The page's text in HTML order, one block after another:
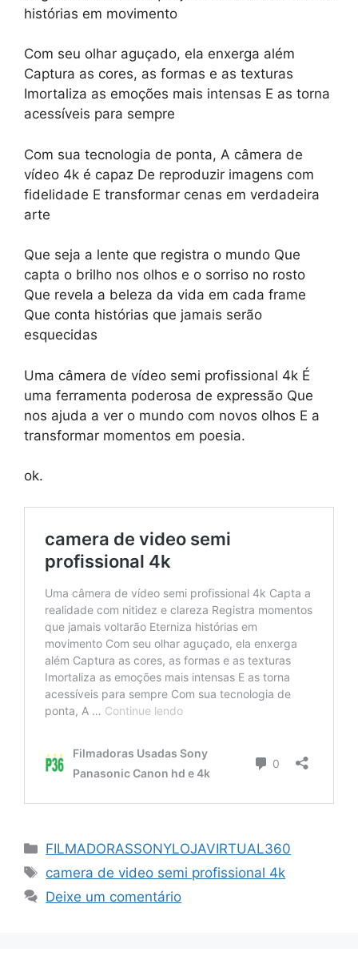
histórias em movimento
Com seu olhar aguçado, ela enxerga além
Captura as cores, as formas e as texturas
Imortaliza as emoções mais intensas E as torna
acessíveis para sempre
Com sua tecnologia de ponta, A câmera de
vídeo 4k é capaz De reproduzir imagens com
fidelidade E transformar cenas em verdadeira
arte
Que seja a lente que registra o mundo Que
capta o brilho nos olhos e o sorriso no rosto
Que revela a beleza da vida em cada frame
Que conta histórias que jamais serão
esquecidas
Uma câmera de vídeo semi profissional 4k É
uma ferramenta poderosa de expressão Que
nos ajuda a ver o mundo com novos olhos E a
transformar momentos em poesia.
ok.
Categorias
FILMADORASSONYLOJAVIRTUAL360
Tags
camera de video semi profissional 4k
Deixe um comentário